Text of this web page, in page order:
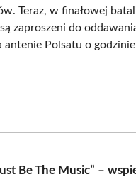
Teraz, w finałowej
zaproszeni do
antenie Polsatu o
Be The Music” –